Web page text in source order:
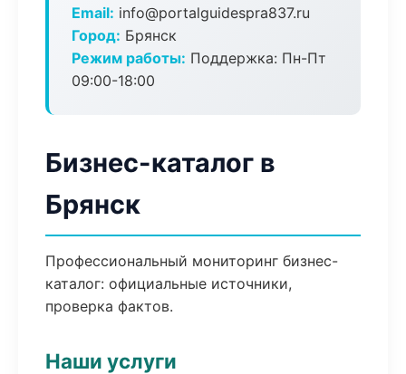
Email: info@portalguidespra837.ru
Город: Брянск
Режим работы: Поддержка: Пн-Пт
09:00-18:00
Бизнес-каталог в
Брянск
Профессиональный мониторинг бизнес-
каталог: официальные источники,
проверка фактов.
Наши услуги